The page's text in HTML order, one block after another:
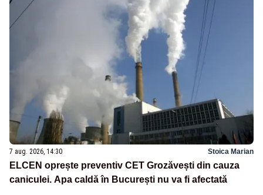
7 aug. 2026, 14:30 Stoica Marian
ELCEN oprește preventiv CET Grozăvești din cauza
caniculei. Apa caldă în București nu va fi afectată